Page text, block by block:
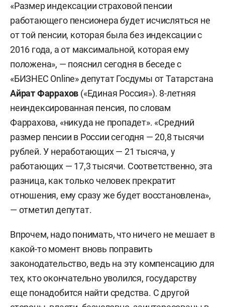
произошла в конце декабря 2015 года, когда
президент России
Владимир Путин
соответствующий указ. Согласно документу, с 1
января 2016-го замораживалось рассчитывание
фиксированной части выплаты и стоимость
пенсионного коэффициента до актуальных
значений. При этом оговаривалось, что, как
только пенсионер уволится с работы, сумма его
пенсии будет выплачиваться с учетом всех
увеличений и индексаций, пропущенных за
время официальной работы.
Такое решение объяснялось экономией. Как
заявлял глава комитета Госдумы по труду,
социальной политике и делам ветеранов
необходимо примерно 500 млрд рублей. При
этом сами депутаты, по его словам,
высказывались против отмены индексации.
«Другое дело, что правительство нас не
поддерживает, прежде всего из-за минфина, с
«Размер индексации страховой пенсии
работающего пенсионера будет исчисляться не
от той пенсии, которая была без индексации с
2016 года, а от максимальной, которая ему
положена», — пояснил сегодня в беседе с
«БИЗНЕС Online» депутат Госдумы от Татарстана
Айрат Фаррахов («Единая Россия»). 8-летняя
неиндексированная пенсия, по словам
Фаррахова, «никуда не пропадет». «Средний
размер пенсии в России сегодня — 20,8 тысячи
рублей. У неработающих — 21 тысяча, у
работающих — 17,3 тысячи. Соответственно, эта
разница, как только человек прекратит
отношения, ему сразу же будет восстановлена»,
— отметил депутат.
Впрочем, надо понимать, что ничего не мешает в
какой-то момент вновь поправить
законодательство, ведь на эту компенсацию для
тех, кто окончательно уволился, государству
еще понадобится найти средства. С другой